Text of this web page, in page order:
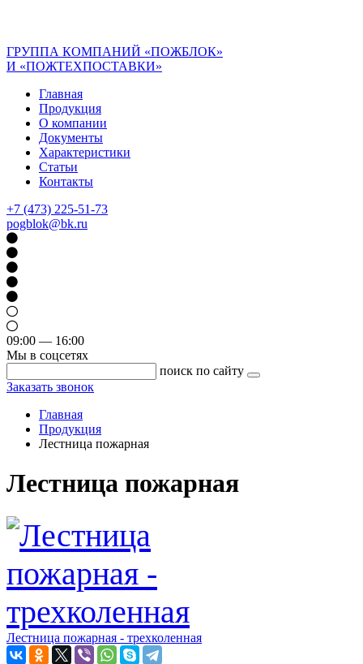
ГРУППА КОМПАНИЙ «ПОЖБЛОК»
И «ПОЖТЕХПОСТАВКИ»
Главная
Продукция
О компании
Документы
Характеристики
Статьи
Контакты
+7 (473) 225-51-73
pogblok@bk.ru
09:00 — 16:00
Мы в соцсетях
поиск по сайту
Заказать звонок
Главная
Продукция
Лестница пожарная
Лестница пожарная
Лестница пожарная - трехколенная